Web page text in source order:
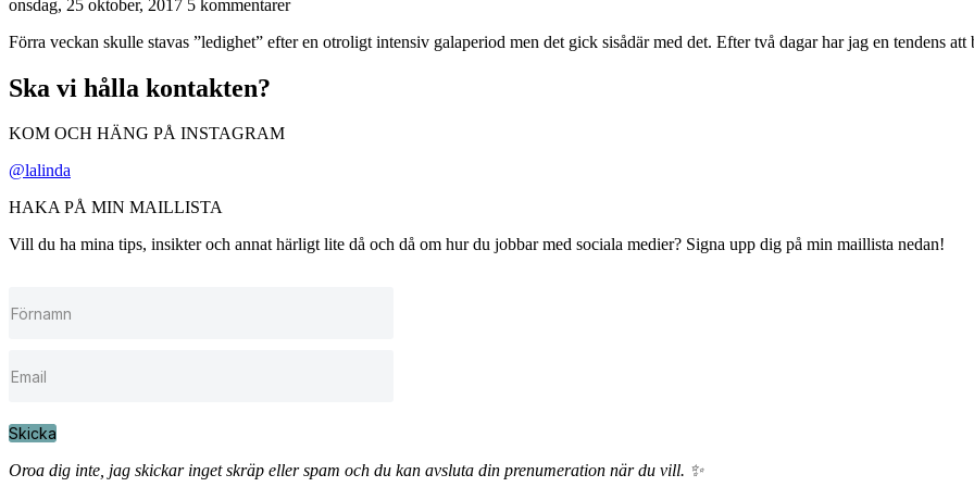
onsdag, 25 oktober, 2017 5 kommentarer
Förra veckan skulle stavas ”ledighet” efter en otroligt intensiv galaperiod men det gick sisådär med det. Efter två dagar har jag en tendens att
Ska vi hålla kontakten?
KOM OCH HÄNG PÅ INSTAGRAM
@lalinda
HAKA PÅ MIN MAILLISTA
Vill du ha mina tips, insikter och annat härligt lite då och då om hur du jobbar med sociala medier? Signa upp dig på min maillista nedan!
Skicka
Oroa dig inte, jag skickar inget skräp eller spam och du kan avsluta din prenumeration när du vill. ✨